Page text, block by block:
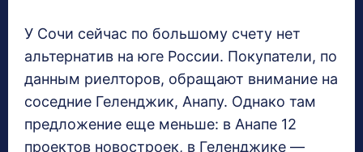
У Сочи сейчас по большому счету нет
альтернатив на юге России. Покупатели, по
данным риелторов, обращают внимание на
соседние Геленджик, Анапу. Однако там
предложение еще меньше: в Анапе 12
проектов новостроек, в Геленджике —